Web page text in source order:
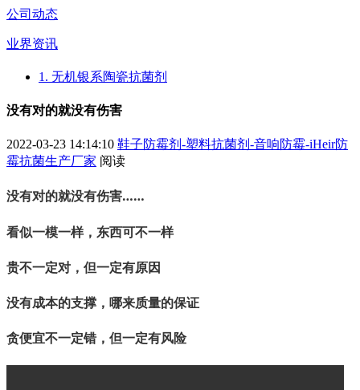
公司动态
业界资讯
1. 无机银系陶瓷抗菌剂
没有对的就没有伤害
2022-03-23 14:14:10 鞋子防霉剂-塑料抗菌剂-音响防霉-iHeir防
霉抗菌生产厂家 阅读
没有对的就没有伤害……
看似一模一样，东西可不一样
贵不一定对，但一定有原因
没有成本的支撑，哪来质量的保证
贪便宜不一定错，但一定有风险